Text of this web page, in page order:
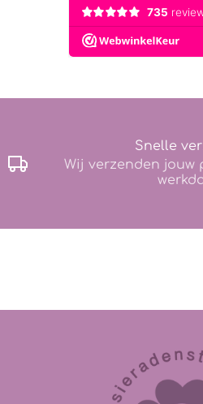
Snelle
Wij verzenden jouw